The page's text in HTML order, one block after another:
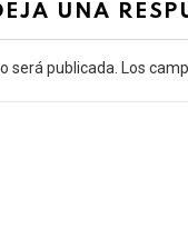
UNA
será publicada. Los